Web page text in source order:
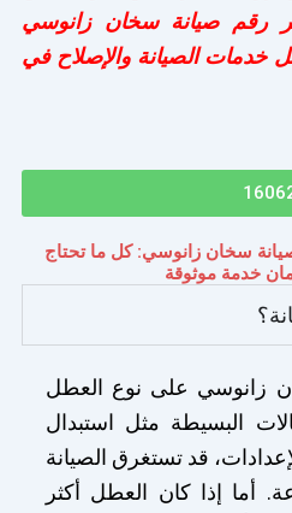
رقم صيانة سخان زانوسي
خدمات الصيانة والإصلاح في
سخان زانوسي: كل ما تحتاج
خدمة موثوقة
زانوسي على نوع العطل
البسيطة مثل استبدال
قد تستغرق الصيانة
أما إذا كان العطل أكثر